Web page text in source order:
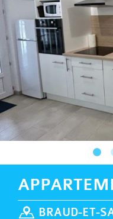
BRAUD-ET-